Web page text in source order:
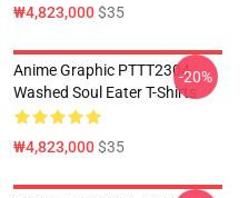
₩4,823,000$35
Anime Graphic PTTT2304
Washed Soul Eater T-Shirts
₩4,823,000$35
-20%